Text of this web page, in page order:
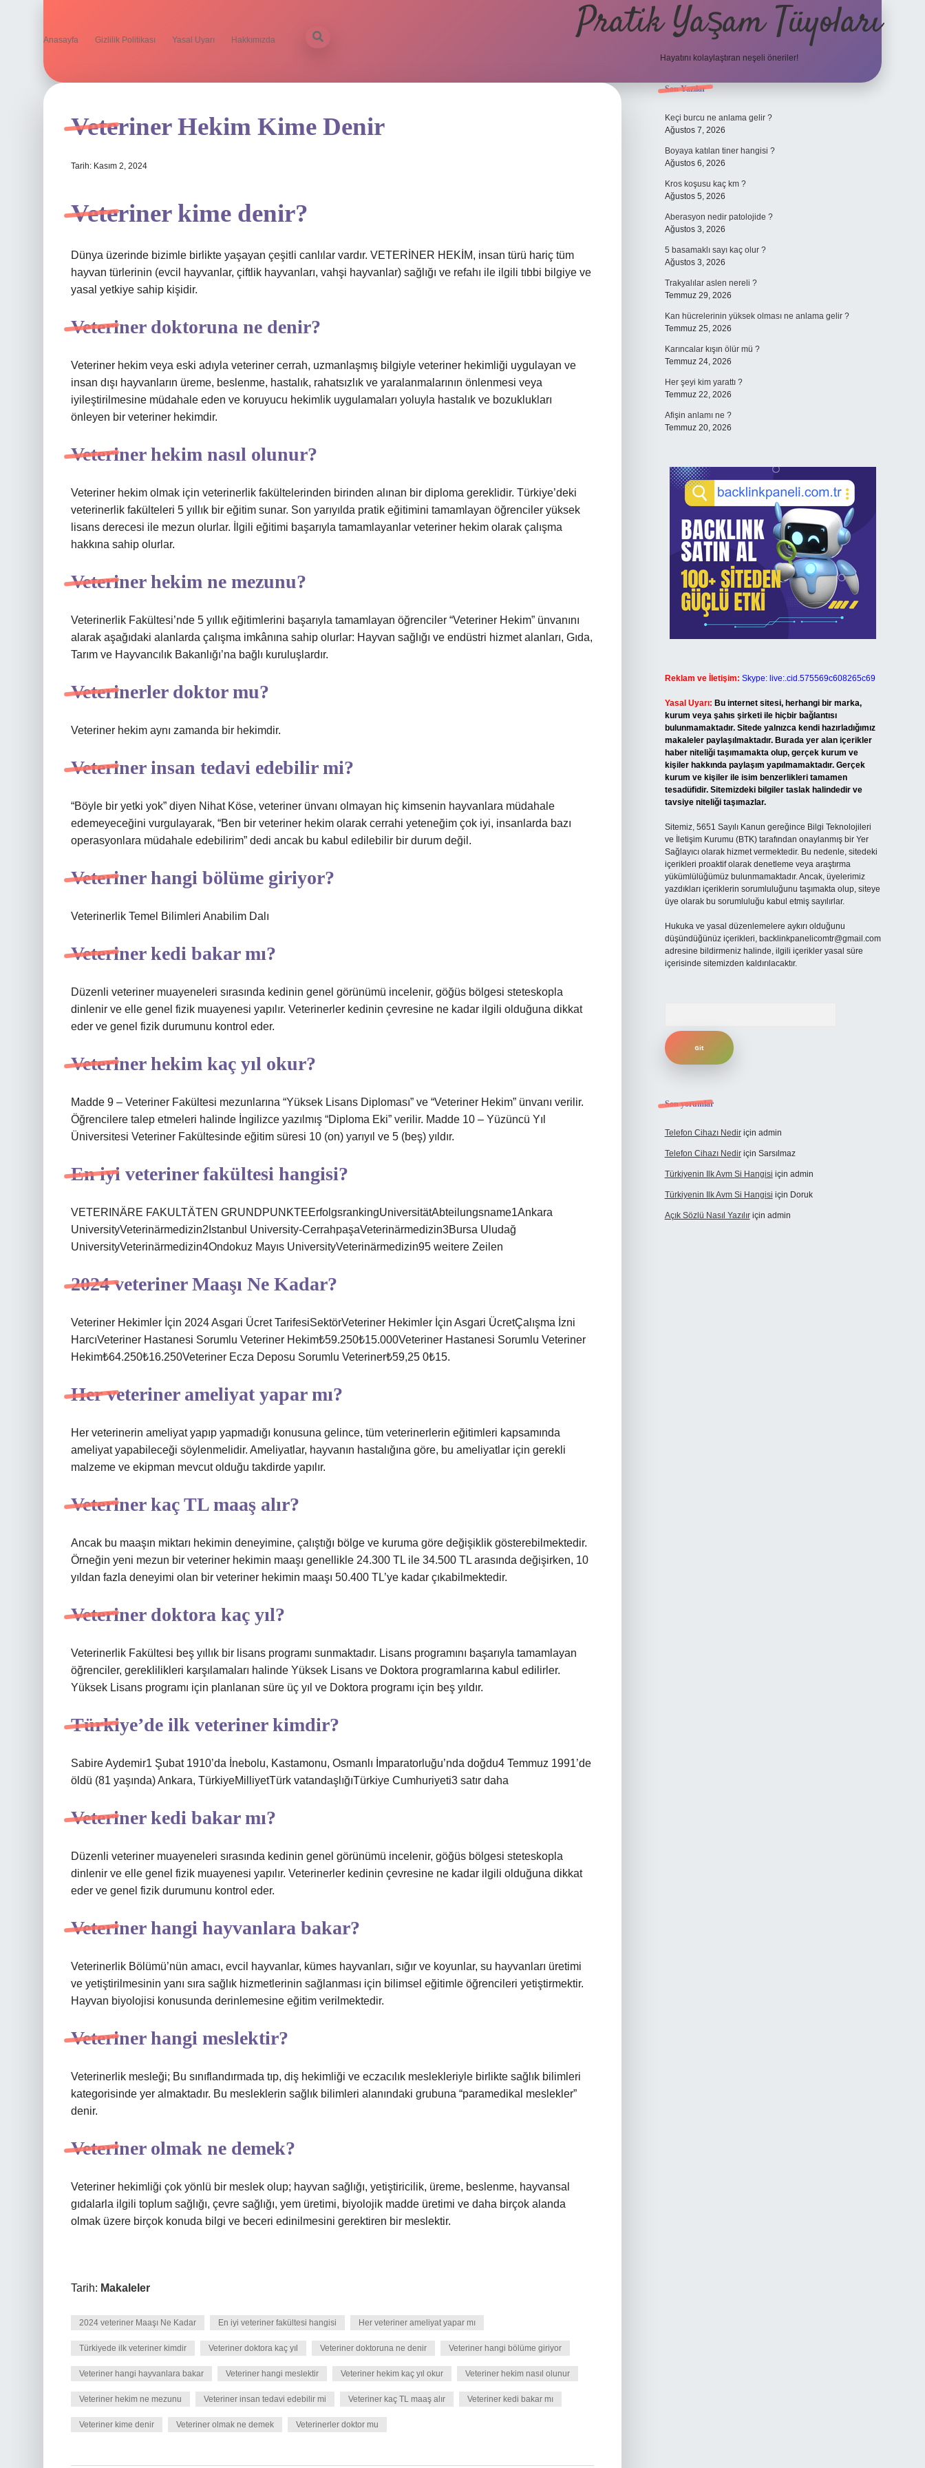
Anasayfa Gizlilik Politikası Yasal Uyarı Hakkımızda Pratik Yaşam Tüyoları
Hayatını kolaylaştıran neşeli öneriler!
Veteriner Hekim Kime Denir
Tarih: Kasım 2, 2024
Veteriner kime denir?
Dünya üzerinde bizimle birlikte yaşayan çeşitli canlılar vardır. VETERİNER HEKİM, insan türü hariç tüm
hayvan türlerinin (evcil hayvanlar, çiftlik hayvanları, vahşi hayvanlar) sağlığı ve refahı ile ilgili tıbbi bilgiye ve
yasal yetkiye sahip kişidir.
Veteriner doktoruna ne denir?
Veteriner hekim veya eski adıyla veteriner cerrah, uzmanlaşmış bilgiyle veteriner hekimliği uygulayan ve
insan dışı hayvanların üreme, beslenme, hastalık, rahatsızlık ve yaralanmalarının önlenmesi veya
iyileştirilmesine müdahale eden ve koruyucu hekimlik uygulamaları yoluyla hastalık ve bozuklukları
önleyen bir veteriner hekimdir.
Veteriner hekim nasıl olunur?
Veteriner hekim olmak için veterinerlik fakültelerinden birinden alınan bir diploma gereklidir. Türkiye’deki
veterinerlik fakülteleri 5 yıllık bir eğitim sunar. Son yarıyılda pratik eğitimini tamamlayan öğrenciler yüksek
lisans derecesi ile mezun olurlar. İlgili eğitimi başarıyla tamamlayanlar veteriner hekim olarak çalışma
hakkına sahip olurlar.
Veteriner hekim ne mezunu?
Veterinerlik Fakültesi’nde 5 yıllık eğitimlerini başarıyla tamamlayan öğrenciler “Veteriner Hekim” ünvanını
alarak aşağıdaki alanlarda çalışma imkânına sahip olurlar: Hayvan sağlığı ve endüstri hizmet alanları, Gıda,
Tarım ve Hayvancılık Bakanlığı’na bağlı kuruluşlardır.
Veterinerler doktor mu?
Veteriner hekim aynı zamanda bir hekimdir.
Veteriner insan tedavi edebilir mi?
“Böyle bir yetki yok” diyen Nihat Köse, veteriner ünvanı olmayan hiç kimsenin hayvanlara müdahale
edemeyeceğini vurgulayarak, “Ben bir veteriner hekim olarak cerrahi yeteneğim çok iyi, insanlarda bazı
operasyonlara müdahale edebilirim” dedi ancak bu kabul edilebilir bir durum değil.
Veteriner hangi bölüme giriyor?
Veterinerlik Temel Bilimleri Anabilim Dalı
Veteriner kedi bakar mı?
Düzenli veteriner muayeneleri sırasında kedinin genel görünümü incelenir, göğüs bölgesi steteskopla
dinlenir ve elle genel fizik muayenesi yapılır. Veterinerler kedinin çevresine ne kadar ilgili olduğuna dikkat
eder ve genel fizik durumunu kontrol eder.
Veteriner hekim kaç yıl okur?
Madde 9 – Veteriner Fakültesi mezunlarına “Yüksek Lisans Diploması” ve “Veteriner Hekim” ünvanı verilir.
Öğrencilere talep etmeleri halinde İngilizce yazılmış “Diploma Eki” verilir. Madde 10 – Yüzüncü Yıl
Üniversitesi Veteriner Fakültesinde eğitim süresi 10 (on) yarıyıl ve 5 (beş) yıldır.
En iyi veteriner fakültesi hangisi?
VETERINÄRE FAKULTÄTEN GRUNDPUNKTEErfolgsrankingUniversitätAbteilungsname1Ankara
UniversityVeterinärmedizin2Istanbul University-CerrahpaşaVeterinärmedizin3Bursa Uludağ
UniversityVeterinärmedizin4Ondokuz Mayıs UniversityVeterinärmedizin95 weitere Zeilen
2024 veteriner Maaşı Ne Kadar?
Veteriner Hekimler İçin 2024 Asgari Ücret TarifesiSektörVeteriner Hekimler İçin Asgari ÜcretÇalışma İzni
HarcıVeteriner Hastanesi Sorumlu Veteriner Hekim₺59.250₺15.000Veteriner Hastanesi Sorumlu Veteriner
Hekim₺64.250₺16.250Veteriner Ecza Deposu Sorumlu Veteriner₺59,25 0₺15.
Her veteriner ameliyat yapar mı?
Her veterinerin ameliyat yapıp yapmadığı konusuna gelince, tüm veterinerlerin eğitimleri kapsamında
ameliyat yapabileceği söylenmelidir. Ameliyatlar, hayvanın hastalığına göre, bu ameliyatlar için gerekli
malzeme ve ekipman mevcut olduğu takdirde yapılır.
Veteriner kaç TL maaş alır?
Ancak bu maaşın miktarı hekimin deneyimine, çalıştığı bölge ve kuruma göre değişiklik gösterebilmektedir.
Örneğin yeni mezun bir veteriner hekimin maaşı genellikle 24.300 TL ile 34.500 TL arasında değişirken, 10
yıldan fazla deneyimi olan bir veteriner hekimin maaşı 50.400 TL’ye kadar çıkabilmektedir.
Veteriner doktora kaç yıl?
Veterinerlik Fakültesi beş yıllık bir lisans programı sunmaktadır. Lisans programını başarıyla tamamlayan
öğrenciler, gereklilikleri karşılamaları halinde Yüksek Lisans ve Doktora programlarına kabul edilirler.
Yüksek Lisans programı için planlanan süre üç yıl ve Doktora programı için beş yıldır.
Türkiye’de ilk veteriner kimdir?
Sabire Aydemir1 Şubat 1910’da İnebolu, Kastamonu, Osmanlı İmparatorluğu’nda doğdu4 Temmuz 1991’de
öldü (81 yaşında) Ankara, TürkiyeMilliyetTürk vatandaşlığıTürkiye Cumhuriyeti3 satır daha
Veteriner kedi bakar mı?
Düzenli veteriner muayeneleri sırasında kedinin genel görünümü incelenir, göğüs bölgesi steteskopla
dinlenir ve elle genel fizik muayenesi yapılır. Veterinerler kedinin çevresine ne kadar ilgili olduğuna dikkat
eder ve genel fizik durumunu kontrol eder.
Veteriner hangi hayvanlara bakar?
Veterinerlik Bölümü’nün amacı, evcil hayvanlar, kümes hayvanları, sığır ve koyunlar, su hayvanları üretimi
ve yetiştirilmesinin yanı sıra sağlık hizmetlerinin sağlanması için bilimsel eğitimle öğrencileri yetiştirmektir.
Hayvan biyolojisi konusunda derinlemesine eğitim verilmektedir.
Veteriner hangi meslektir?
Veterinerlik mesleği; Bu sınıflandırmada tıp, diş hekimliği ve eczacılık meslekleriyle birlikte sağlık bilimleri
kategorisinde yer almaktadır. Bu mesleklerin sağlık bilimleri alanındaki grubuna “paramedikal meslekler”
denir.
Veteriner olmak ne demek?
Veteriner hekimliği çok yönlü bir meslek olup; hayvan sağlığı, yetiştiricilik, üreme, beslenme, hayvansal
gıdalarla ilgili toplum sağlığı, çevre sağlığı, yem üretimi, biyolojik madde üretimi ve daha birçok alanda
olmak üzere birçok konuda bilgi ve beceri edinilmesini gerektiren bir meslektir.
Tarih: Makaleler
2024 veteriner Maaşı Ne Kadar En iyi veteriner fakültesi hangisi Her veteriner ameliyat yapar mı
Türkiyede ilk veteriner kimdir Veteriner doktora kaç yıl Veteriner doktoruna ne denir Veteriner hangi bölüme giriyor
Veteriner hangi hayvanlara bakar Veteriner hangi meslektir Veteriner hekim kaç yıl okur Veteriner hekim nasıl olunur
Veteriner hekim ne mezunu Veteriner insan tedavi edebilir mi Veteriner kaç TL maaş alır Veteriner kedi bakar mı
Veteriner kime denir Veteriner olmak ne demek Veterinerler doktor mu
Sidebar
Son Yazılar
Keçi burcu ne anlama gelir ?
Ağustos 7, 2026
Boyaya katılan tiner hangisi ?
Ağustos 6, 2026
Kros koşusu kaç km ?
Ağustos 5, 2026
Aberasyon nedir patolojide ?
Ağustos 3, 2026
5 basamaklı sayı kaç olur ?
Ağustos 3, 2026
Trakyalılar aslen nereli ?
Temmuz 29, 2026
Kan hücrelerinin yüksek olması ne anlama gelir ?
Temmuz 25, 2026
Karıncalar kışın ölür mü ?
Temmuz 24, 2026
Her şeyi kim yarattı ?
Temmuz 22, 2026
Afişin anlamı ne ?
Temmuz 20, 2026
Reklam ve İletişim: Skype: live:.cid.575569c608265c69
Yasal Uyarı: Bu internet sitesi, herhangi bir marka,
kurum veya şahıs şirketi ile hiçbir bağlantısı
bulunmamaktadır. Sitede yalnızca kendi hazırladığımız
makaleler paylaşılmaktadır. Burada yer alan içerikler
haber niteliği taşımamakta olup, gerçek kurum ve
kişiler hakkında paylaşım yapılmamaktadır. Gerçek
kurum ve kişiler ile isim benzerlikleri tamamen
tesadüfidir. Sitemizdeki bilgiler taslak halindedir ve
tavsiye niteliği taşımazlar.
Sitemiz, 5651 Sayılı Kanun gereğince Bilgi Teknolojileri
ve İletişim Kurumu (BTK) tarafından onaylanmış bir Yer
Sağlayıcı olarak hizmet vermektedir. Bu nedenle, sitedeki
içerikleri proaktif olarak denetleme veya araştırma
yükümlülüğümüz bulunmamaktadır. Ancak, üyelerimiz
yazdıkları içeriklerin sorumluluğunu taşımakta olup, siteye
üye olarak bu sorumluluğu kabul etmiş sayılırlar.
Hukuka ve yasal düzenlemelere aykırı olduğunu
düşündüğünüz içerikleri, backlinkpanelicomtr@gmail.com
adresine bildirmeniz halinde, ilgili içerikler yasal süre
içerisinde sitemizden kaldırılacaktır.
Son yorumlar
Telefon Cihazı Nediriçin admin
Telefon Cihazı Nediriçin Sarsılmaz
Türkiyenin Ilk Avm Si Hangisi için admin
Türkiyenin Ilk Avm Si Hangisi için Doruk
Açık Sözlü Nasıl Yazılıriçin admin